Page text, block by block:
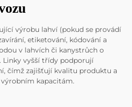
výrobu lahví (pokud se provádí
etiketování, kódování a
v lahvích či kanystrůch o
Linky vyšší třídy podporují
čímž zajišťují kvalitu produktu a
kapacitám.